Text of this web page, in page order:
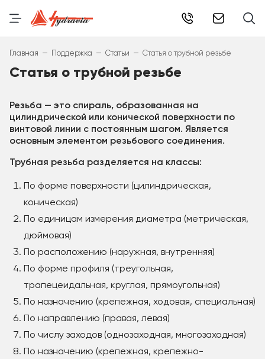
Главная – Поддержка – Статьи – Статья о трубной резьбе
Статья о трубной резьбе
Резьба — это спираль, образованная на
цилиндрической или конической поверхности по
винтовой линии с постоянным шагом. Является
основным элементом резьбового соединения.
Трубная резьба разделяется на классы:
По форме поверхности (цилиндрическая,
коническая)
По единицам измерения диаметра (метрическая,
дюймовая)
По расположению (наружная, внутренняя)
По форме профиля (треугольная,
трапецеидальная, круглая, прямоугольная)
По назначению (крепежная, ходовая, специальная)
По направлению (правая, левая)
По числу заходов (однозаходная, многозаходная)
По назначению (крепежная, крепежно-